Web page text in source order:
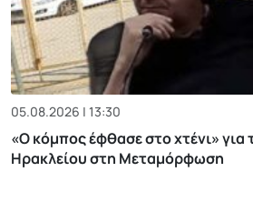
05.08.2026 | 13:30
«Ο κόμπος έφθασε στο χτένι» για
Ηρακλείου στη Μεταμόρφωση